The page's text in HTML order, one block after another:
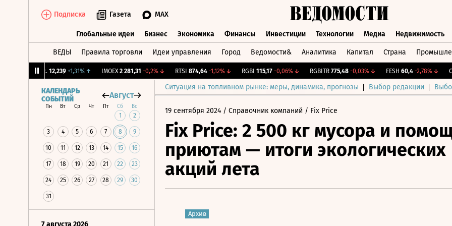
Подписка Газета MAX
Глобальные идеи Бизнес Экономика Финансы Инвестиции Технологии Медиа Недвижимость
ВЕДЫ Правила торговли Идеи управления Город Ведомости& Аналитика Капитал Страна
12,239 +1,31%↑ IMOEX 2 281,31 -0,2%↓ RTSI 874,64 -1,12%↓ RGBI 115,17 -0,06%↓ RGBITR 775,48 -0,03%↓ FESH 60,4 -2,78%↓
Ситуация на топливном рынке: меры, динамика, прогнозы Выбор редакции
КАЛЕНДАРЬ
СОБЫТИЙ
Август
Пн Вт Ср Чт Пт Сб Вс
1 2
3 4 5 6 7 8 9
10 11 12 13 14 15 16
17 18 19 20 21 22 23
24 25 26 27 28 29 30
31
7 августа 2026
19 сентября 2024 / Справочник компаний / Fix Price
Fix Price: 2 500 кг мусора и
приютам — итоги экологических
акций лета
Архив